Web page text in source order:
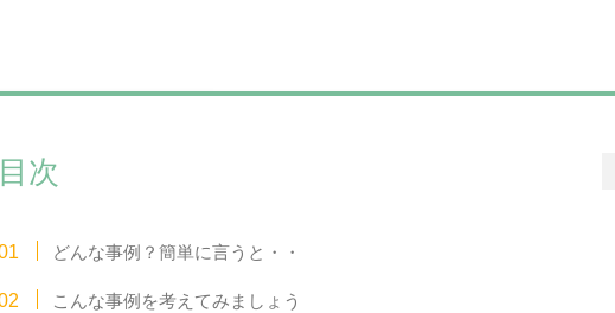
目次
どんな事例？簡単に言うと・・
こんな事例を考えてみましょう